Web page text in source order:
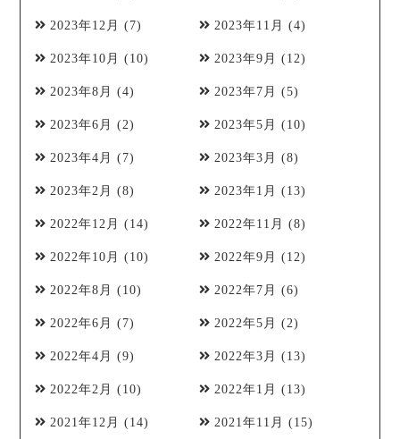
2023年12月 (7) 2023年11月 (4)
2023年10月 (10) 2023年9月 (12)
2023年8月 (4) 2023年7月 (5)
2023年6月 (2) 2023年5月 (10)
2023年4月 (7) 2023年3月 (8)
2023年2月 (8) 2023年1月 (13)
2022年12月 (14) 2022年11月 (8)
2022年10月 (10) 2022年9月 (12)
2022年8月 (10) 2022年7月 (6)
2022年6月 (7) 2022年5月 (2)
2022年4月 (9) 2022年3月 (13)
2022年2月 (10) 2022年1月 (13)
2021年12月 (14) 2021年11月 (15)